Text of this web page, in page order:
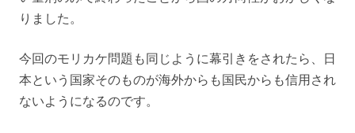
りました。
今回のモリカケ問題も同じように幕引きをされたら、日
本という国家そのものが海外からも国民からも信用され
ないようになるのです。